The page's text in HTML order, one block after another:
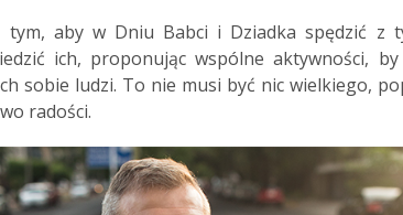
tym, aby w Dniu Babci i Dziadka spędzić z
ich, proponując wspólne aktywności,
sobie ludzi. To nie musi być nic wielkiego,
radości.